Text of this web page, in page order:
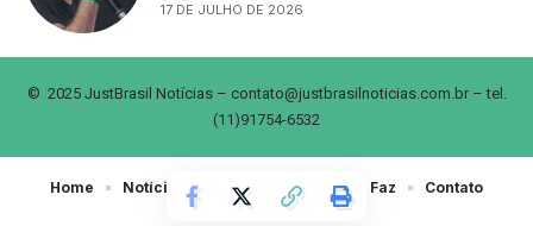
17 DE JULHO DE 2026
© 2025 JustBrasil Notícias – contato@justbrasilnoticias.com.br– tel.
(11)91754-6532
Home Notícias Sobre Nós Quem Faz Contato